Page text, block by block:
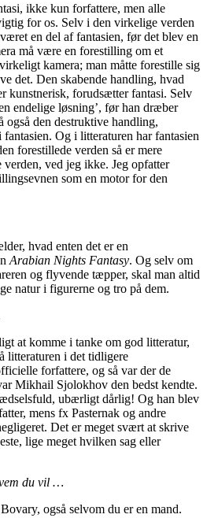
ikke kun forfattere, men alle
for os. Selv i den virkelige verden
en del af fantasien, før det blev en
må være en forestilling om et
kamera; man måtte forestille sig
det. Den skabende handling, hvad
kunstnerisk, forudsætter fantasi. Selv
endelige løsning’, før han dræber
også den destruktive handling,
Og i litteraturen har fantasien
forestillede verden så er mere
ved jeg ikke. Jeg opfatter
som en motor for den
hvad enten det er en
Arabian Nights Fantasy. Og selv om
og flyvende tæpper, skal man altid
natur i figurerne og tro på dem.
at komme i tanke om god litteratur,
litteraturen i det tidligere
forfattere, og så var der de
Mikhail Sjolokhov den bedst kendte.
ubærligt dårlig! Og han blev
mens fx Pasternak og andre
Det er meget svært at skrive
lige meget hvilken sag eller
du vil …
også selvom du er en mand.